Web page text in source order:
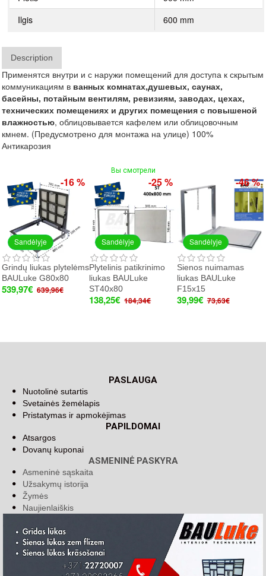
Ilgis
600 mm
Description
Применятся внутри и с наружи помещений для доступа к скрытым
коммуникациям в ванных комнатах,душевых, саунах,
басейны, потайным вентилям, ревизиям, заводах, цехах,
технических помещениях и других помещения с повышеной
влажностью, облицовывается кафелем или облицовочным
кмнем. (Предусмотрено для монтажа на улице) 100%
Антикарозия
Вы смотрели
Sandėlyje
-16 %
Grindų liukas plytelėms
BAULuke G80x80
539,97€ 639,96€
Sandėlyje
-25 %
Plytelinis patikrinimo
liukas BAULuke
ST40x80
138,25€ 184,34€
Sandėlyje
-46 %
Sienos nuimamas
liukas BAULuke
F15x15
39,99€ 73,63€
PASLAUGA
Nuotolinė sutartis
Svetainės žemėlapis
Pristatymas ir apmokėjimas
PAPILDOMAI
Atsargos
Dovanų kuponai
ASMENINĖ PASKYRA
Asmeninė sąskaita
Užsakymų istorija
Žymės
Naujienlaiškis